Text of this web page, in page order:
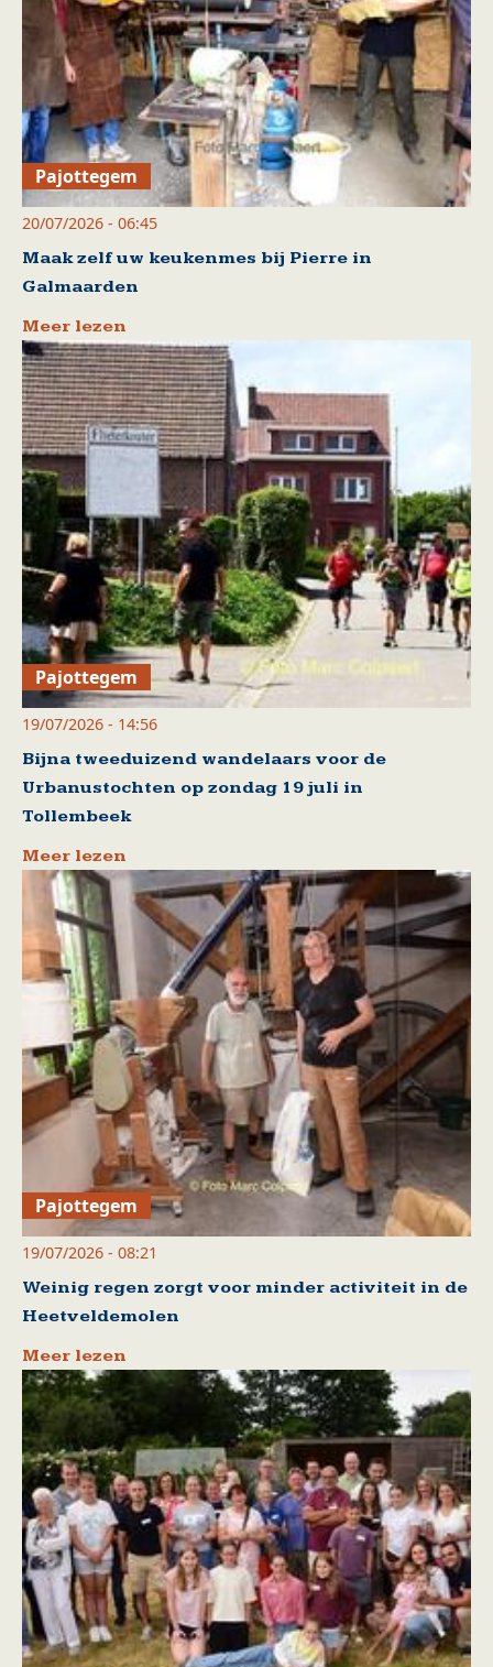
Pajottegem
20/07/2026 - 06:45
Maak zelf uw keukenmes bij Pierre in
Galmaarden
Meer lezen
Pajottegem
19/07/2026 - 14:56
Bijna tweeduizend wandelaars voor de
Urbanustochten op zondag 19 juli in
Tollembeek
Meer lezen
Pajottegem
19/07/2026 - 08:21
Weinig regen zorgt voor minder activiteit in de
Heetveldemolen
Meer lezen